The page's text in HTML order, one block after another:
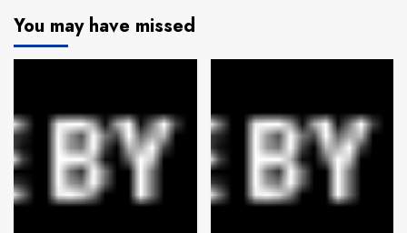
You may have missed